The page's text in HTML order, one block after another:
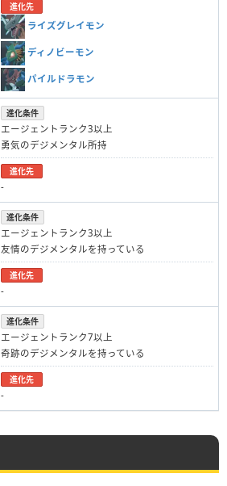
進化先
ライズグレイモン
ディノビーモン
パイルドラモン
進化条件
エージェントランク3以上
勇気のデジメンタル所持
進化先
-
進化条件
エージェントランク3以上
友情のデジメンタルを持っている
進化先
-
進化条件
エージェントランク7以上
奇跡のデジメンタルを持っている
進化先
-